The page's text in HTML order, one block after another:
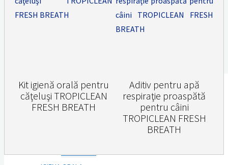
Investment
companie
Acasa
GROOMING
SAMPON & BALSAM
SAMPON USCAT
PARFUMURI
Kit igienă orală pentru
căţeluşi TROPICLEAN
FRESH BREATH
Aditiv pentru apă
respiraţie proaspătă
pentru câini
TROPICLEAN FRESH
BREATH